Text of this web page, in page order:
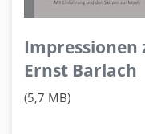
Impressionen
Ernst Barlach
(5,7 MB)